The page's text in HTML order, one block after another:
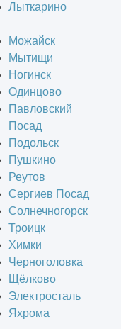
Лыткарино
Можайск
Мытищи
Ногинск
Одинцово
Павловский
Посад
Подольск
Пушкино
Реутов
Сергиев Посад
Солнечногорск
Троицк
Химки
Черноголовка
Щёлково
Электросталь
Яхрома